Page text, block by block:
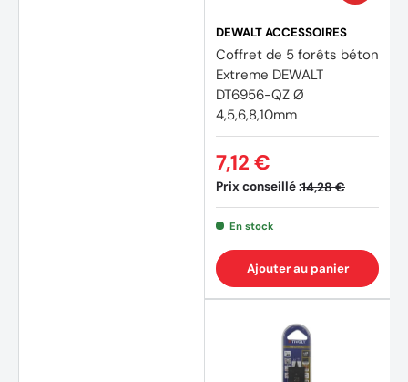
DEWALT ACCESSOIRES
Coffret de 5 forêts béton
Extreme DEWALT
DT6956-QZ Ø
4,5,6,8,10mm
Prix conseillé :14,28 €
7,12 €
En stock
Ajouter au panier